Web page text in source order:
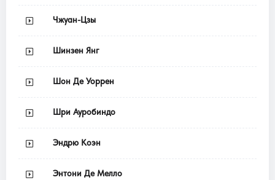
Чжуан-Цзы
Шинзен Янг
Шон Де Уоррен
Шри Ауробиндо
Эндрю Коэн
Энтони Де Мелло